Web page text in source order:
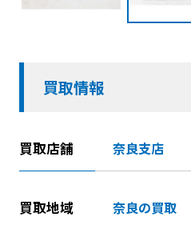
買取情報
買取店舗 奈良支店
買取地域 奈良の買取